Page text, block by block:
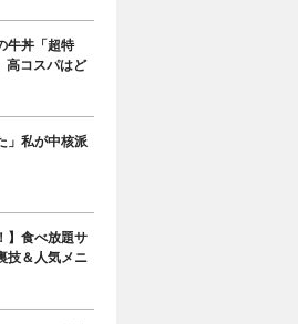
牛丼「超特
高コスパはど
」私が中核派
】食べ放題サ
技＆人気メニ